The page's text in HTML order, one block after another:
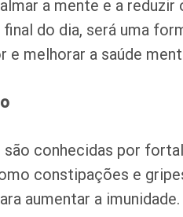
a mente e a reduzir
do dia, será uma
e melhorar a saúde
são conhecidas por
constipações e
aumentar a imunidade.